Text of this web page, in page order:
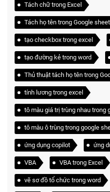
Tách chữ trong Excel
Tách họ tên trong Google
tạo checkbox trong excel
tạo đường kẻ trong word
Thủ thuật tách họ tên trong
tính lương trong excel
tô màu giá trị trùng nhau trong
tô màu ô trùng trong google
ứng dụng copilot ứng
VBA VBA trong Excel
vẽ sơ đồ tổ chức trong word